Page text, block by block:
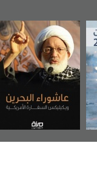
عاشوراء البحرين...
ويكيليكس السفارة
الأمريكية